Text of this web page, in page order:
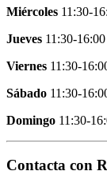
Miércoles 11:30-
Jueves 11:30-16:00
Viernes 11:30-
Sábado 11:30-
Domingo 11:30-
Contacta con